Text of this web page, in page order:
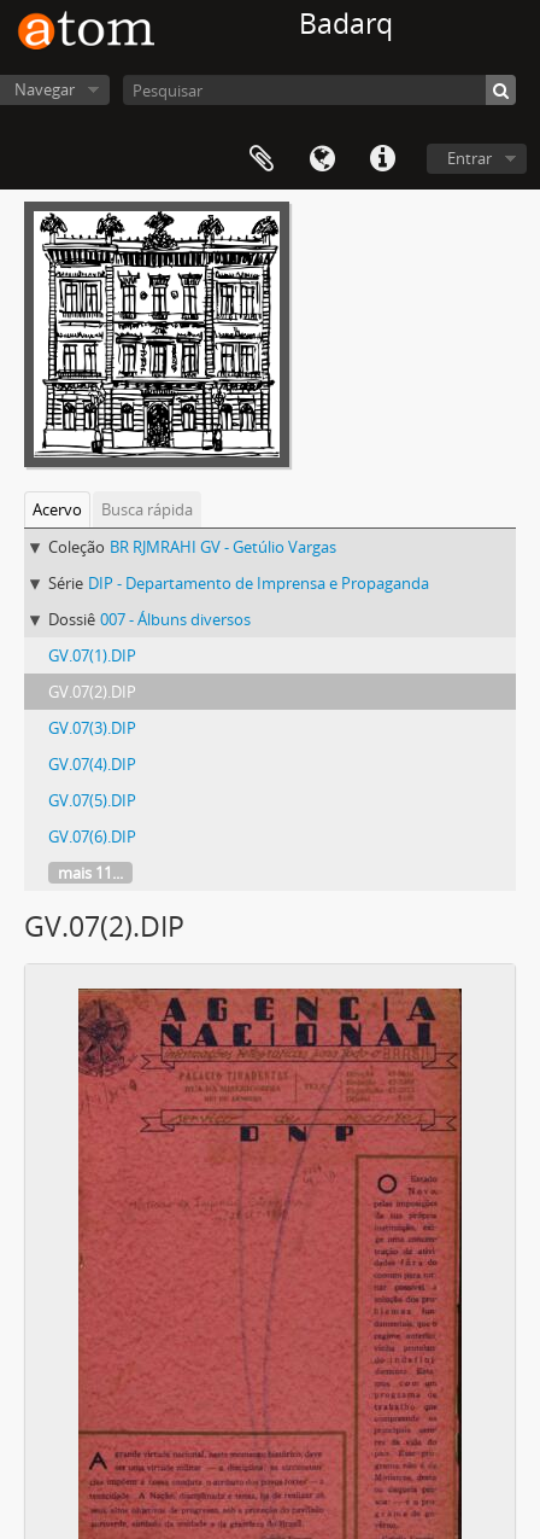
Badarq
Navegar
Entrar
Acervo
Busca rápida
Coleção BR RJMRAHI GV - Getúlio Vargas
Série DIP - Departamento de Imprensa e Propaganda
Dossiê 007 - Álbuns diversos
GV.07(1).DIP
GV.07(2).DIP
GV.07(3).DIP
GV.07(4).DIP
GV.07(5).DIP
GV.07(6).DIP
mais 11...
GV.07(2).DIP